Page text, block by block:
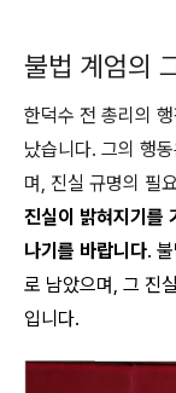
불법 계엄의
한덕수 전 총리의
났습니다. 그의 행
며, 진실 규명의 필
진실이 밝혀지기를
나기를 바랍니다.
로 남았으며, 그 진
입니다.